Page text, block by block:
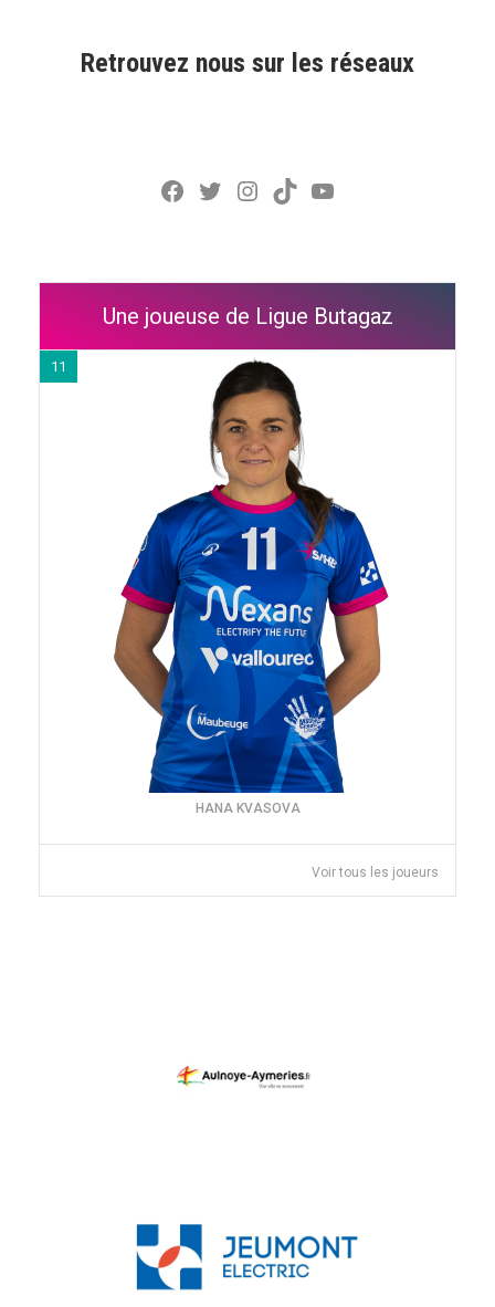
Retrouvez nous sur les réseaux
Facebook
Twitter
Instagram
TikTokYouTube
Une joueuse de Ligue Butagaz
11
HANA KVASOVA
Voir tous les joueurs